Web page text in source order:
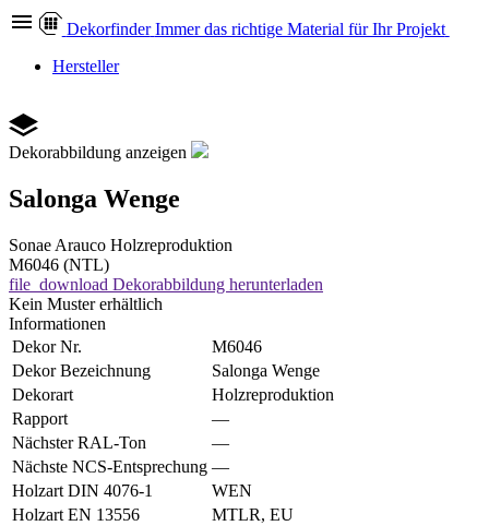
Dekorfinder Immer das richtige Material für Ihr Projekt
Hersteller
Dekorabbildung anzeigen
Salonga Wenge
Sonae Arauco Holzreproduktion
M6046 (NTL)
file_download Dekorabbildung herunterladen
Kein Muster erhältlich
Informationen
Dekor Nr.
M6046
Dekor Bezeichnung
Salonga Wenge
Dekorart
Holzreproduktion
Rapport
—
Nächster RAL-Ton
—
Nächste NCS-Entsprechung —
Holzart DIN 4076-1
WEN
Holzart EN 13556
MTLR, EU